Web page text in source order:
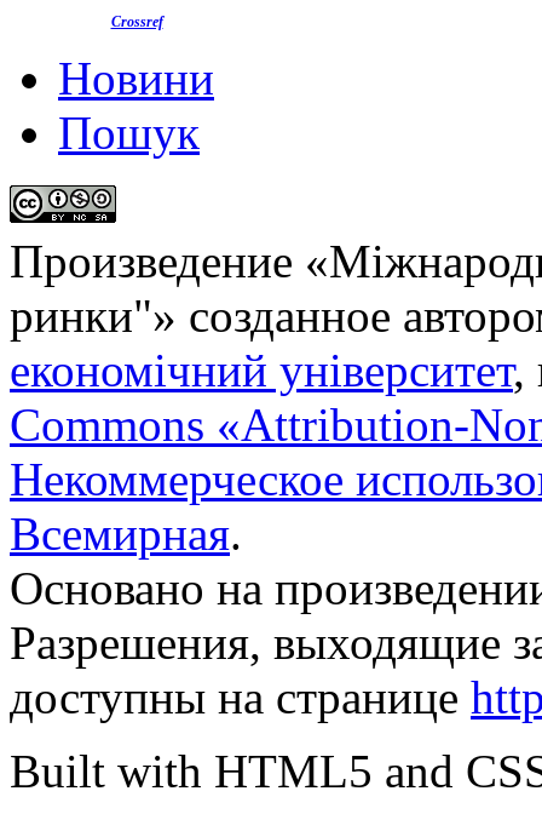
Crossref
Новини
Пошук
Произведение «
ринки"» созданное
економічний університет,
Commons «Attribution-
Некоммерческое
Всемирная.
Основано на
Разрешения, выходящие
доступны на странице
Built with HTML5 and